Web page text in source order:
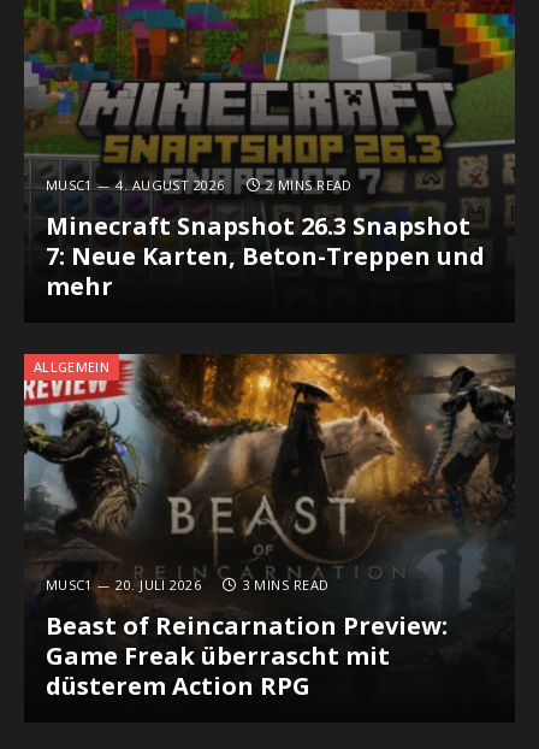
MUSC1 4. AUGUST 2026 2 MINS READ
Minecraft Snapshot 26.3 Snapshot
7: Neue Karten, Beton-Treppen und
mehr
ALLGEMEIN
MUSC1 20. JULI 2026 3 MINS READ
Beast of Reincarnation Preview:
Game Freak überrascht mit
düsterem Action RPG